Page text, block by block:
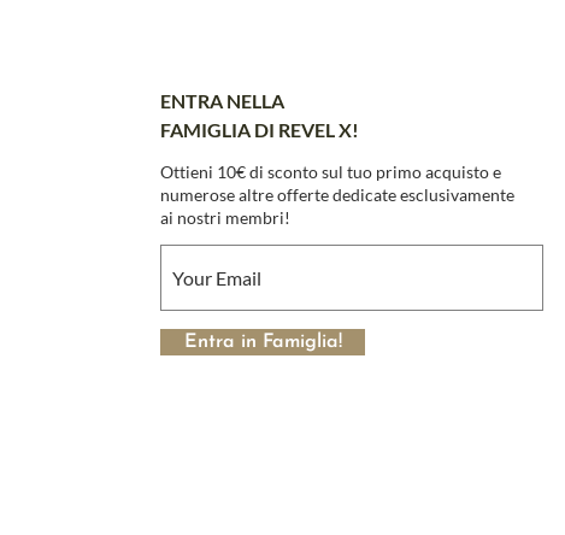
ENTRA NELLA
FAMIGLIA DI REVEL X!
Ottieni 10€ di sconto sul tuo primo acquisto e
numerose altre offerte dedicate esclusivamente
ai nostri membri!
Entra in Famiglia!